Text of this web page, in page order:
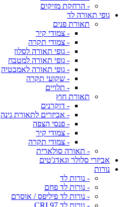
- הרחקת מזיקים
גופי תאורה לד
תאורת פנים
- צמודי קיר
- צמודי תקרה
- גופי תאורה לסלון
- גופי תאורה למטבח
- גופי תאורה לאמבטיה
- שקועי תקרה
- תלויים
תאורת חוץ
- דוקרנים
- אביזרים לתאורת גינה
- פנסי הצפה
- צמודי קיר
- צמודי תקרה
- תאורה סולארית
אביזרי סלולר וגאדג'טים
נורות
- נורות לד
- נורות לד פחם
- נורות לד פיליפס / אוסרם
- נורות לד CRI 97